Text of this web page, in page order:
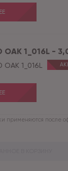
OAK 1_016L -
OAK 1_016L
применяются после